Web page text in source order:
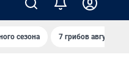
сезона 7 грибов августа